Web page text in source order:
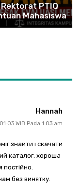
PTIQ
Mahasiswa
Hannah
WIB Pada 1:03 am
знайти і скачати
каталог, хороша
без винятку.